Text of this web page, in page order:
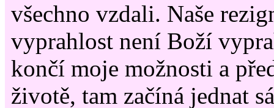
všechno vzdali. Naše
vyprahlost není Boží
končí moje možnosti a
životě, tam začíná jednat